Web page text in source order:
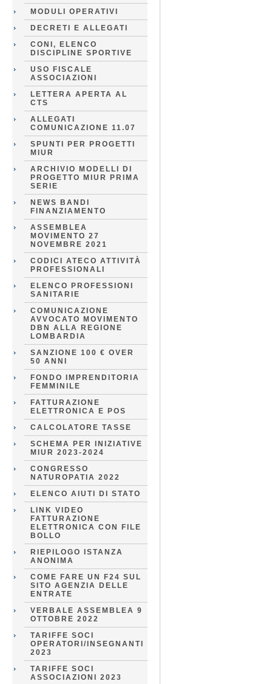
MODULI OPERATIVI
DECRETI E ALLEGATI
CONI, ELENCO
DISCIPLINE SPORTIVE
USO FISCALE
ASSOCIAZIONI
LETTERA APERTA AL
CTS
ALLEGATI
COMUNICAZIONE 11.07
SPUNTI PER PROGETTI
MIUR
ARCHIVIO MODELLI DI
PROGETTO MIUR PRIMA
SERIE
NEWS BANDI
FINANZIAMENTO
ASSEMBLEA
MOVIMENTO 27
NOVEMBRE 2021
CODICI ATECO ATTIVITÀ
PROFESSIONALI
ELENCO PROFESSIONI
SANITARIE
COMUNICAZIONE
AVVOCATO MOVIMENTO
DBN ALLA REGIONE
LOMBARDIA
SANZIONE 100 € OVER
50 ANNI
FONDO IMPRENDITORIA
FEMMINILE
FATTURAZIONE
ELETTRONICA E POS
CALCOLATORE TASSE
SCHEMA PER INIZIATIVE
MIUR 2023-2024
CONGRESSO
NATUROPATIA 2022
ELENCO AIUTI DI STATO
LINK VIDEO
FATTURAZIONE
ELETTRONICA CON FILE
BOLLO
RIEPILOGO ISTANZA
ANONIMA
COME FARE UN F24 SUL
SITO AGENZIA DELLE
ENTRATE
VERBALE ASSEMBLEA 9
OTTOBRE 2022
TARIFFE SOCI
OPERATORI/INSEGNANTI
2023
TARIFFE SOCI
ASSOCIAZIONI 2023